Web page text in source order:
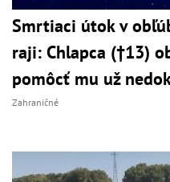
Smrtiaci útok v
raji: Chlapca (†13)
pomôcť mu už
Zahraničné